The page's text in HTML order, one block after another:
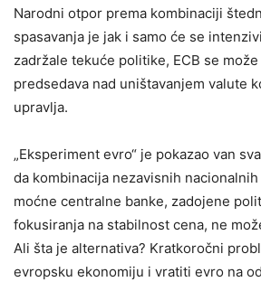
Narodni otpor prema kombinaciji
spasavanja je jak i samo će se
zadržale tekuće politike, ECB se
predsedava nad uništavanjem valute
upravlja.
„Eksperiment evro“ je pokazao van
da kombinacija nezavisnih
moćne centralne banke, zadojene
fokusiranja na stabilnost cena, ne
Ali šta je alternativa? Kratkoročni
evropsku ekonomiju i vratiti evro na